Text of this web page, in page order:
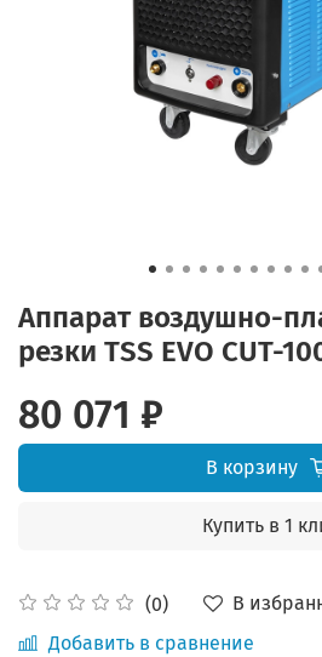
Аппарат воздушно-
резки TSS EVO CUT-
(0)
В
Добавить в сравнение
80 071 ₽
В корзину
Купить в 1